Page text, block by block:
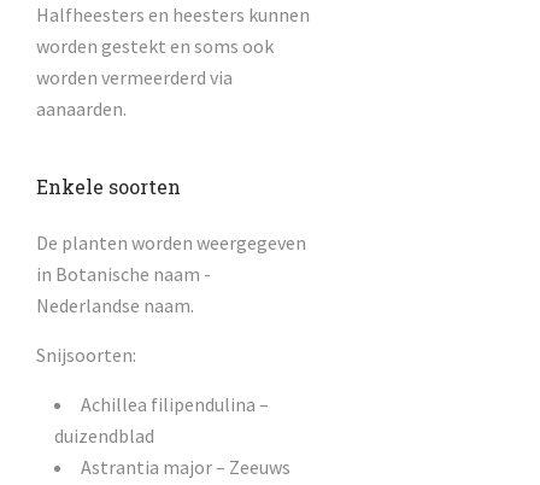
Halfheesters en heesters kunnen
worden gestekt en soms ook
worden vermeerderd via
aanaarden.
Enkele soorten
De planten worden weergegeven
in Botanische naam -
Nederlandse naam.
Snijsoorten:
Achillea filipendulina –
duizendblad
Astrantia major – Zeeuws